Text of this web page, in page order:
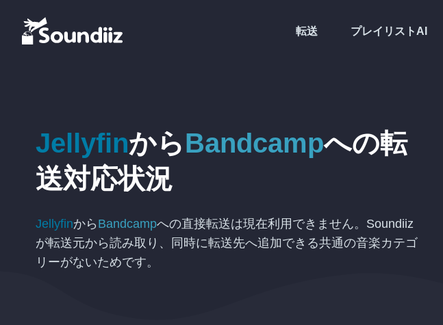
転送 プレイリストAI
JellyfinからBandcampへの転
送対応状況
Jellyfinから Bandcampへの直接転送は現在利用できません。Soundiiz
が転送元から読み取り、同時に転送先へ追加できる共通の音楽カテゴ
リーがないためです。